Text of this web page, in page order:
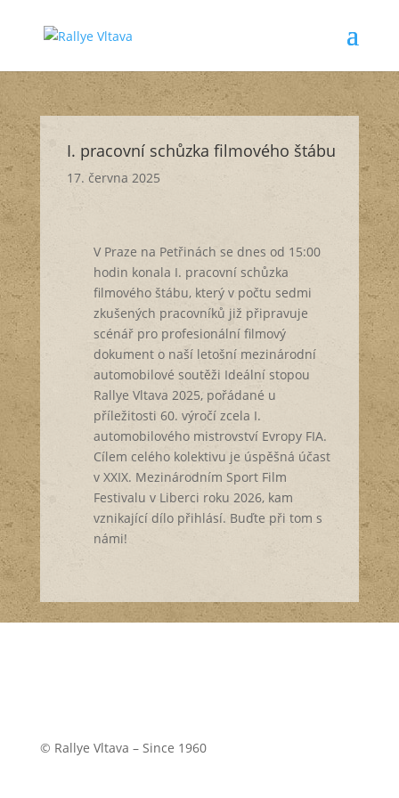
I. pracovní schůzka filmového štábu
17. června 2025
V Praze na Petřinách se dnes od 15:00
hodin konala I. pracovní schůzka
filmového štábu, který v počtu sedmi
zkušených pracovníků již připravuje
scénář pro profesionální filmový
dokument o naší letošní mezinárodní
automobilové soutěži Ideální stopou
Rallye Vltava 2025, pořádané u
příležitosti 60. výročí zcela I.
automobilového mistrovství Evropy FIA.
Cílem celého kolektivu je úspěšná účast
v XXIX. Mezinárodním Sport Film
Festivalu v Liberci roku 2026, kam
vznikající dílo přihlásí. Buďte při tom s
námi!
© Rallye Vltava – Since 1960